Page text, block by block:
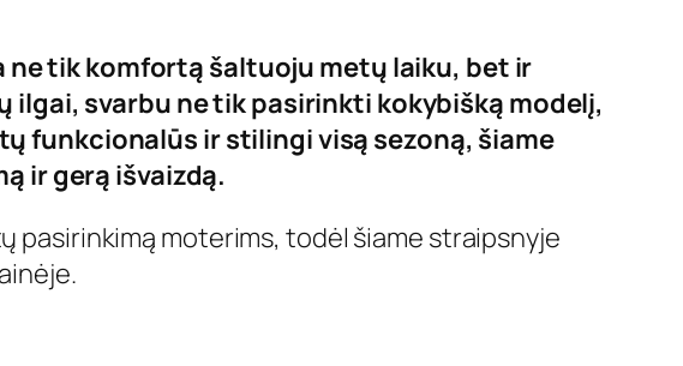
ne tik komfortą šaltuoju metų laiku, bet ir
svarbu ne tik pasirinkti kokybišką modelį,
funkcionalūs ir stilingi visą sezoną, šiame
ir gerą išvaizdą.
moterims, todėl šiame straipsnyje